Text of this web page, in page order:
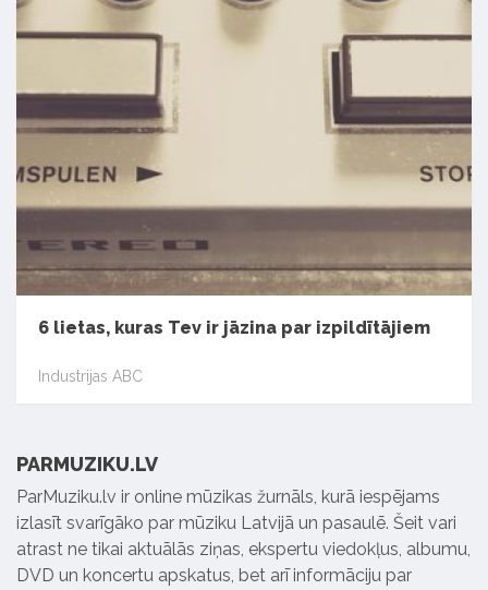
6 lietas, kuras Tev ir jāzina par izpildītājiem
Industrijas ABC
PARMUZIKU.LV
ParMuziku.lv ir online mūzikas žurnāls, kurā iespējams
izlasīt svarīgāko par mūziku Latvijā un pasaulē. Šeit vari
atrast ne tikai aktuālās ziņas, ekspertu viedokļus, albumu,
DVD un koncertu apskatus, bet arī informāciju par